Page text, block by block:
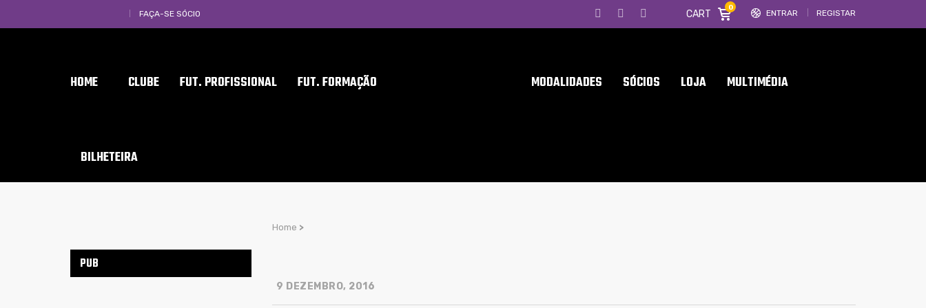
FAÇA-SE SÓCIO ENTRAR REGISTAR
CART
0
HOME CLUBE FUT. PROFISSIONAL FUT. FORMAÇÃO MODALIDADES SÓCIOS LOJA MULTIMÉDIA
BILHETEIRA
Home >
9 DEZEMBRO, 2016
PUB